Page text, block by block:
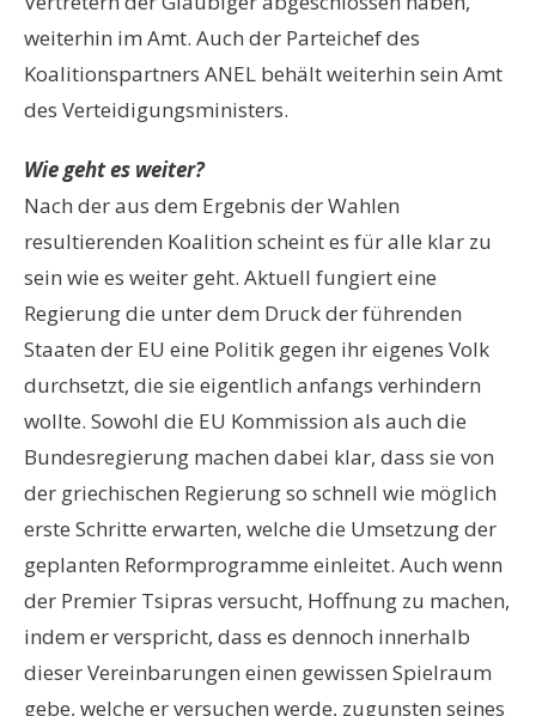
weiterhin im Amt. Auch der Parteichef des
Koalitionspartners ANEL behält weiterhin sein Amt
des Verteidigungsministers.
Wie geht es weiter?
Nach der aus dem Ergebnis der Wahlen
resultierenden Koalition scheint es für alle klar zu
sein wie es weiter geht. Aktuell fungiert eine
Regierung die unter dem Druck der führenden
Staaten der EU eine Politik gegen ihr eigenes Volk
durchsetzt, die sie eigentlich anfangs verhindern
wollte. Sowohl die EU Kommission als auch die
Bundesregierung machen dabei klar, dass sie von
der griechischen Regierung so schnell wie möglich
erste Schritte erwarten, welche die Umsetzung der
geplanten Reformprogramme einleitet. Auch wenn
der Premier Tsipras versucht, Hoffnung zu machen,
indem er verspricht, dass es dennoch innerhalb
dieser Vereinbarungen einen gewissen Spielraum
gebe, welche er versuchen werde, zugunsten seines